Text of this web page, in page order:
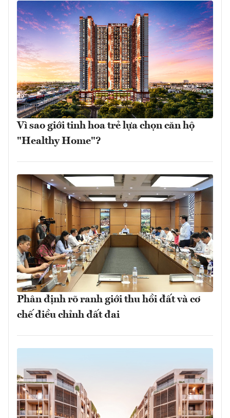
Vì sao giới tinh hoa trẻ lựa chọn căn hộ
"Healthy Home"?
Phân định rõ ranh giới thu hồi đất và cơ
chế điều chỉnh đất đai